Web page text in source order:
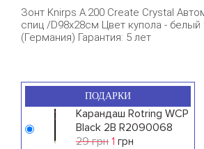
Зонт Knirps A.200 Create Crystal
спиц /D98x28см Цвет купола - белый
(Германия) Гарантия: 5 лет
ПОДАРКИ
Карандаш Rotring WCP
Black 2B R2090068
29 грн 1 грн